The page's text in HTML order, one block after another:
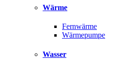
Wärme
Fernwärme
Wärmepumpe
Wasser